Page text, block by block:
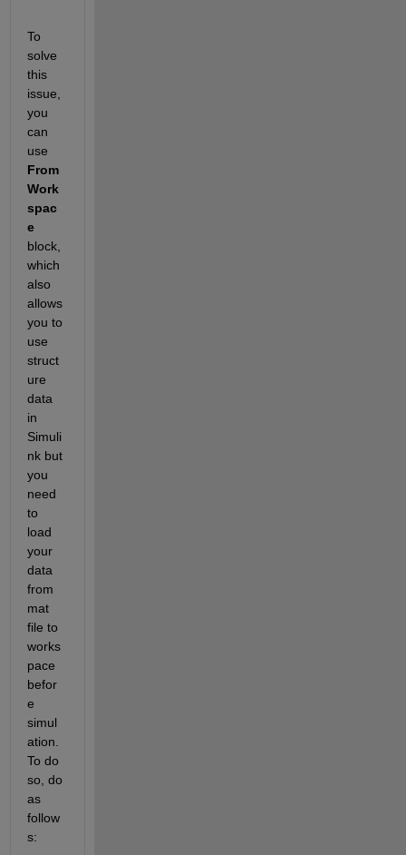
To
solve
this
issue,
you
can
use
From
Work
spac
e
block,
which
also
allows
you to
use
struct
ure
data
in
Simuli
nk but
you
need
to
load
your
data
from
mat
file to
works
pace
befor
e
simul
ation.
To do
so, do
as
follow
s: